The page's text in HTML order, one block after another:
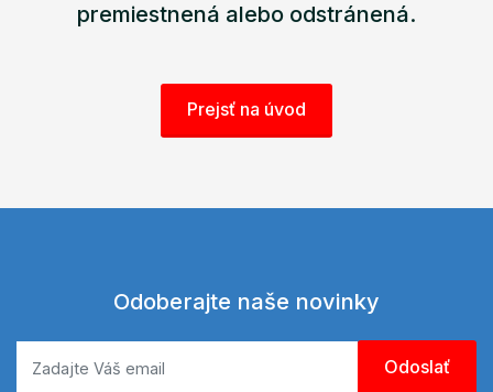
premiestnená alebo odstránená.
Prejsť na úvod
Odoberajte naše novinky